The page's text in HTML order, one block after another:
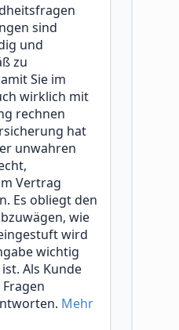
sind
und
zu
Sie im
wirklich mit
rechnen
hat
unwahren
Vertrag
Es obliegt den
wie
wird
wichtig
Als Kunde
Mehr